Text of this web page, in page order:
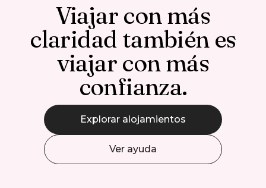
Viajar con más
claridad también es
viajar con más
confianza.
Explorar alojamientos
Ver ayuda